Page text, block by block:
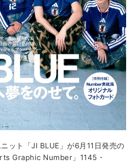
ット「JI BLUE」が6月11日発売の
Graphic Number」1145・